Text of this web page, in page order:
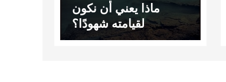
ماذا يعني أن نكون
لقيامته شهودًا؟